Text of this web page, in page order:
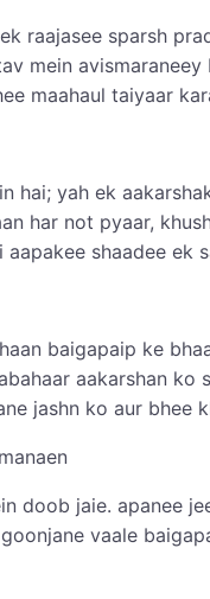
raajasee sparsh
mein
maahaul taiyaar
hai; yah ek
har not pyaar,
shaadee ek
baigapaip ke
aakarshan
jashn ko aur bhee
doob jaie. apanee
vaale